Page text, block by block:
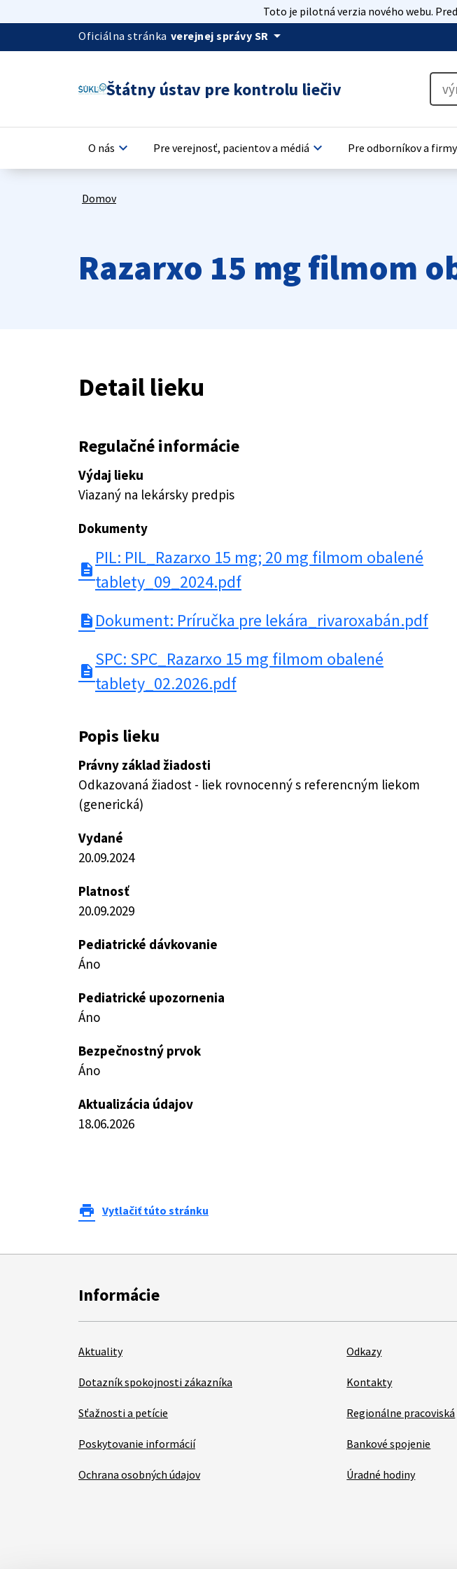
Toto je pilotná verzia nového webu.
Oficiálna stránka verejnej správy SR arrow_drop_down
Štátny ústav pre kontrolu liečiv
O nás keyboard_arrow_down Pre verejnosť, pacientov a médiá keyboard_arrow_down Pre odborníkov a firmy
Domov
Razarxo 15 mg filmom
Detail lieku
Regulačné informácie
Výdaj lieku
Viazaný na lekársky predpis
Dokumenty
description
PIL: PIL_Razarxo 15 mg; 20 mg filmom obalené
tablety_09_2024.pdf
description Dokument: Príručka pre lekára_rivaroxabán.pdf
description
SPC: SPC_Razarxo 15 mg filmom obalené
tablety_02.2026.pdf
Popis lieku
Právny základ žiadosti
Odkazovaná žiadost - liek rovnocenný s referencným liekom
(generická)
Vydané
20.09.2024
Platnosť
20.09.2029
Pediatrické dávkovanie
Áno
Pediatrické upozornenia
Áno
Bezpečnostný prvok
Áno
Aktualizácia údajov
18.06.2026
print Vytlačiť túto stránku
Informácie
Aktuality
Dotazník spokojnosti zákazníka
Sťažnosti a petície
Poskytovanie informácií
Ochrana osobných údajov
Odkazy
Kontakty
Regionálne pracoviská
Bankové spojenie
Úradné hodiny